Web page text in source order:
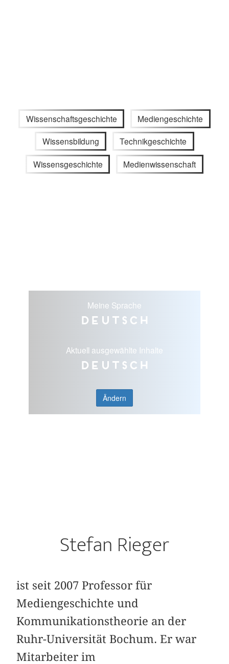
Wissenschaftsgeschichte Mediengeschichte
Wissensbildung Technikgeschichte
Wissensgeschichte Medienwissenschaft
Meine Sprache
Deutsch
Aktuell ausgewählte Inhalte
Deutsch
Ändern
Stefan Rieger
ist seit 2007 Professor für
Mediengeschichte und
Kommunikationstheorie an der
Ruhr-Universität Bochum. Er war
Mitarbeiter im